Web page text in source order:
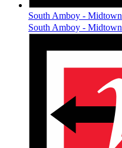
South Amboy - Midtown
South Amboy - Midtown